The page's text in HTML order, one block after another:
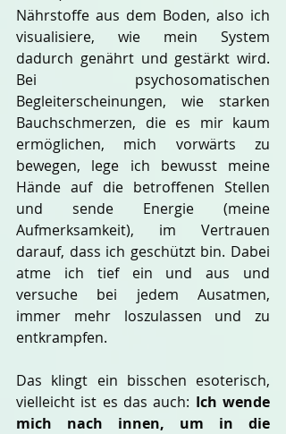
Nährstoffe aus dem Boden, also ich
visualisiere, wie mein System
dadurch genährt und gestärkt wird.
Bei psychosomatischen
Begleiterscheinungen, wie starken
Bauchschmerzen, die es mir kaum
ermöglichen, mich vorwärts zu
bewegen, lege ich bewusst meine
Hände auf die betroffenen Stellen
und sende Energie (meine
Aufmerksamkeit), im Vertrauen
darauf, dass ich geschützt bin. Dabei
atme ich tief ein und aus und
versuche bei jedem Ausatmen,
immer mehr loszulassen und zu
entkrampfen.
Das klingt ein bisschen esoterisch,
vielleicht ist es das auch: Ich wende
mich nach innen, um in die